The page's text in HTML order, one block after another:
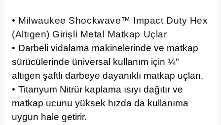
• Milwaukee Shockwave™ Impact Duty Hex
(Altıgen) Girişli Metal Matkap Uçlar
• Darbeli vidalama makinelerinde ve matkap
sürücülerinde üniversal kullanım için ¼"
altıgen şaftlı darbeye dayanıklı matkap uçları.
•Titanyum Nitrür kaplama ısıyı dağıtır ve
matkap ucunu yüksek hızda da kullanıma
uygun hale getirir.